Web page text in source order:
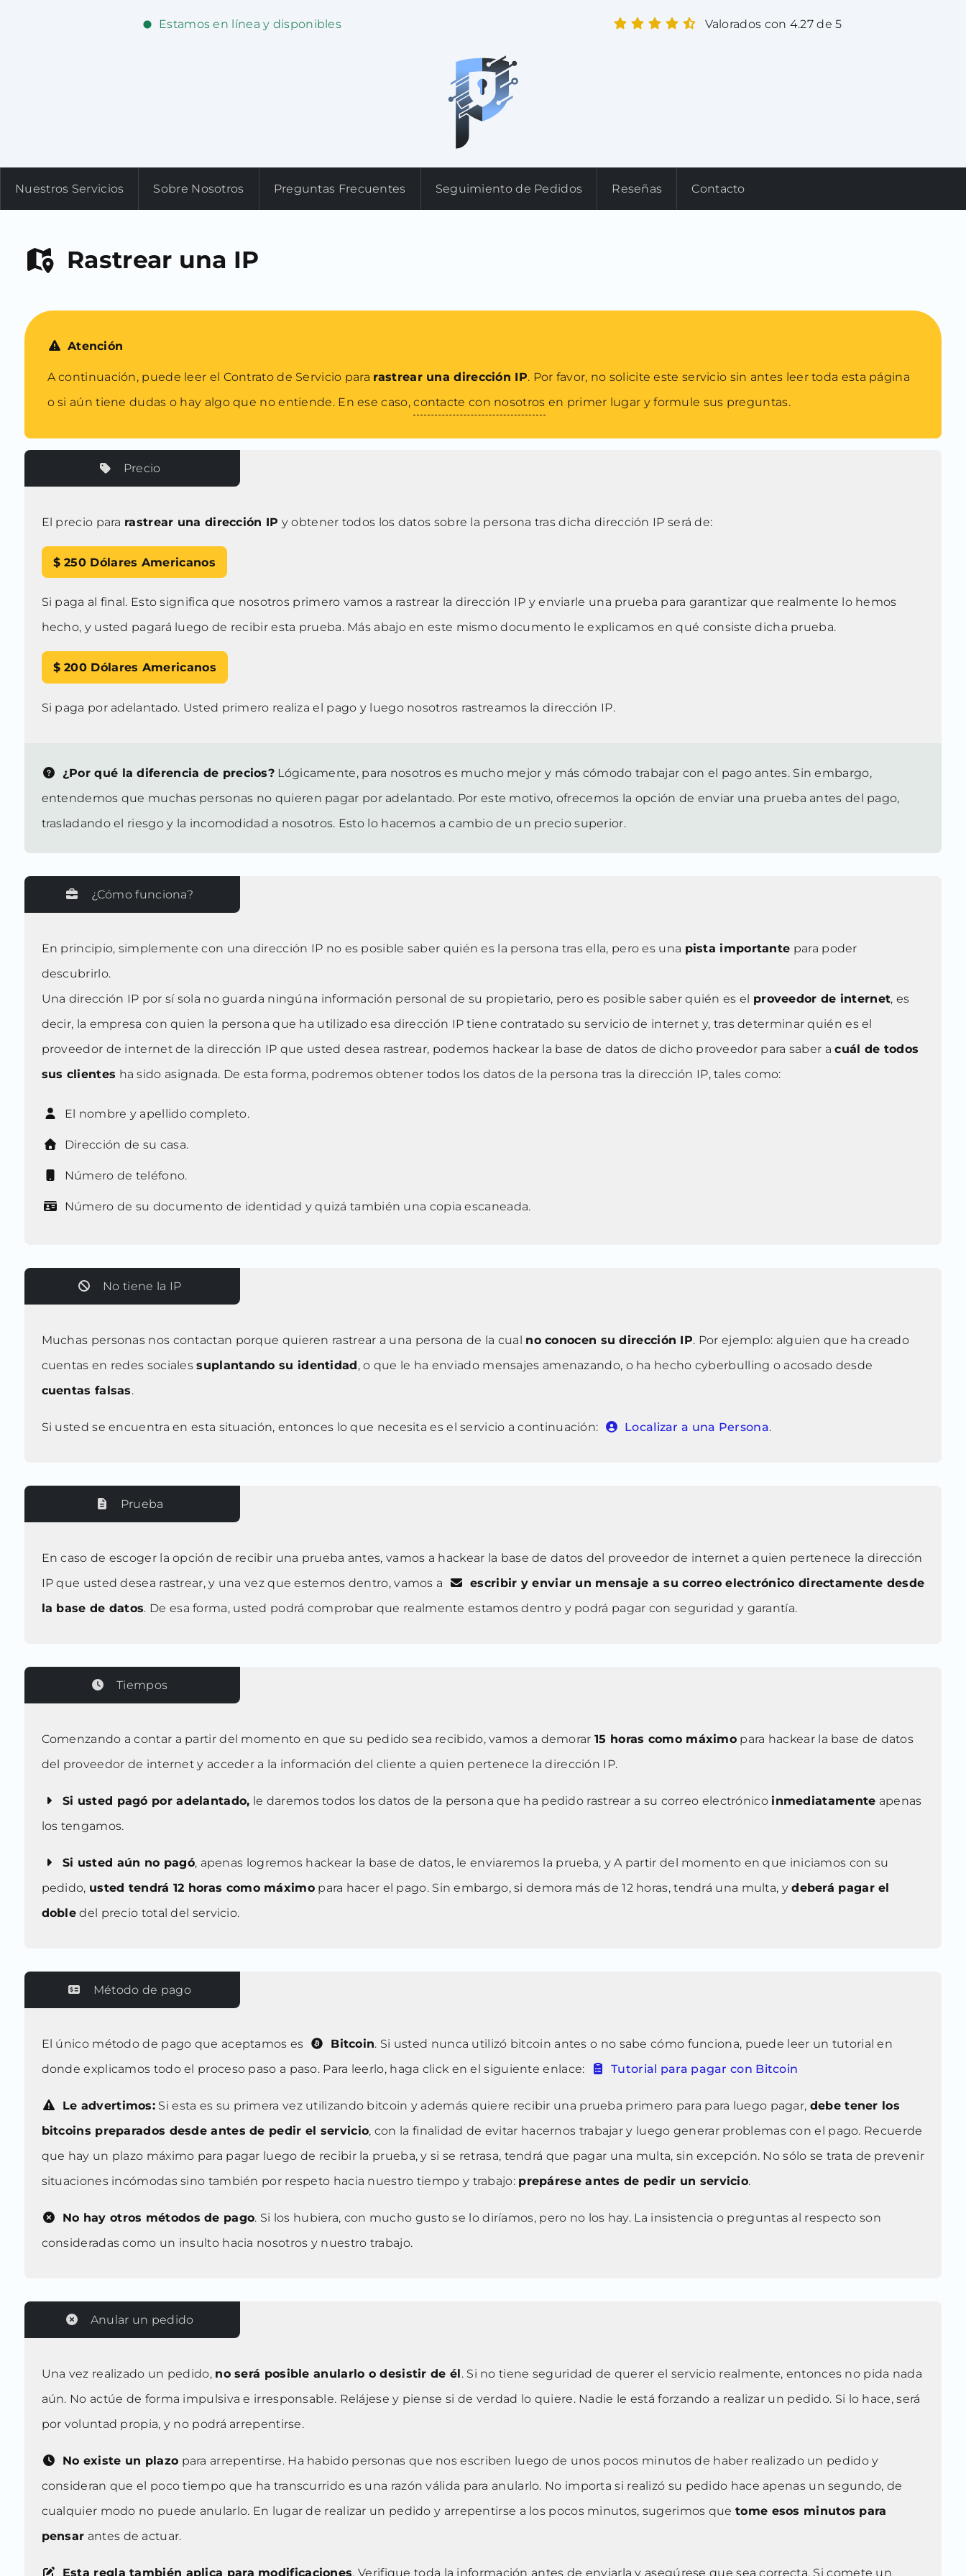
Estamos en línea y disponibles Valorados con 4.27 de 5
Nuestros Servicios Sobre Nosotros Preguntas Frecuentes Seguimiento de Pedidos Reseñas Contacto
Rastrear una IP
Atención
A continuación, puede leer el Contrato de Servicio para rastrear una dirección IP. Por favor, no solicite este servicio sin antes leer toda esta página
o si aún tiene dudas o hay algo que no entiende. En ese caso,contacte con nosotros en primer lugar y formule sus preguntas.
Precio
El precio para rastrear una dirección IP y obtener todos los datos sobre la persona tras dicha dirección IP será de:
$ 250 Dólares Americanos
Si paga al final. Esto significa que nosotros primero vamos a rastrear la dirección IP y enviarle una prueba para garantizar que realmente lo hemos
hecho, y usted pagará luego de recibir esta prueba. Más abajo en este mismo documento le explicamos en qué consiste dicha prueba.
$ 200 Dólares Americanos
Si paga por adelantado. Usted primero realiza el pago y luego nosotros rastreamos la dirección IP.
¿Por qué la diferencia de precios? Lógicamente, para nosotros es mucho mejor y más cómodo trabajar con el pago antes. Sin embargo,
entendemos que muchas personas no quieren pagar por adelantado. Por este motivo, ofrecemos la opción de enviar una prueba antes del pago,
trasladando el riesgo y la incomodidad a nosotros. Esto lo hacemos a cambio de un precio superior.
¿Cómo funciona?
En principio, simplemente con una dirección IP no es posible saber quién es la persona tras ella, pero es una pista importante para poder
descubrirlo.
Una dirección IP por sí sola no guarda ningúna información personal de su propietario, pero es posible saber quién es el proveedor de internet, es
decir, la empresa con quien la persona que ha utilizado esa dirección IP tiene contratado su servicio de internet y, tras determinar quién es el
proveedor de internet de la dirección IP que usted desea rastrear, podemos hackear la base de datos de dicho proveedor para saber acuál de todos
sus clientes ha sido asignada. De esta forma, podremos obtener todos los datos de la persona tras la dirección IP, tales como:
El nombre y apellido completo.
Dirección de su casa.
Número de teléfono.
Número de su documento de identidad y quizá también una copia escaneada.
No tiene la IP
Muchas personas nos contactan porque quieren rastrear a una persona de la cual no conocen su dirección IP. Por ejemplo: alguien que ha creado
cuentas en redes socialessuplantando su identidad, o que le ha enviado mensajes amenazando, o ha hecho cyberbulling o acosado desde
cuentas falsas.
Si usted se encuentra en esta situación, entonces lo que necesita es el servicio a continuación: Localizar a una Persona.
Prueba
En caso de escoger la opción de recibir una prueba antes, vamos a hackear la base de datos del proveedor de internet a quien pertenece la dirección
IP que usted desea rastrear, y una vez que estemos dentro, vamos a
escribir y enviar un mensaje a su correo electrónico directamente desde
la base de datos. De esa forma, usted podrá comprobar que realmente estamos dentro y podrá pagar con seguridad y garantía.
Tiempos
Comenzando a contar a partir del momento en que su pedido sea recibido, vamos a demorar 15 horas como máximo para hackear la base de datos
del proveedor de internet y acceder a la información del cliente a quien pertenece la dirección IP.
Si usted pagó por adelantado, le daremos todos los datos de la persona que ha pedido rastrear a su correo electrónico inmediatamente apenas
los tengamos.
Si usted aún no pagó, apenas logremos hackear la base de datos, le enviaremos la prueba, y A partir del momento en que iniciamos con su
pedido, usted tendrá 12 horas como máximopara hacer el pago. Sin embargo, si demora más de 12 horas, tendrá una multa, ydeberá pagar el
doble del precio total del servicio.
Método de pago
El único método de pago que aceptamos es Bitcoin. Si usted nunca utilizó bitcoin antes o no sabe cómo funciona, puede leer un tutorial en
donde explicamos todo el proceso paso a paso. Para leerlo, haga click en el siguiente enlace:
Tutorial para pagar con Bitcoin
Le advertimos: Si esta es su primera vez utilizando bitcoin y además quiere recibir una prueba primero para para luego pagar, debe tener los
bitcoins preparados desde antes de pedir el servicio, con la finalidad de evitar hacernos trabajar y luego generar problemas con el pago. Recuerde
que hay un plazo máximo para pagar luego de recibir la prueba, y si se retrasa, tendrá que pagar una multa, sin excepción. No sólo se trata de prevenir
situaciones incómodas sino también por respeto hacia nuestro tiempo y trabajo: prepárese antes de pedir un servicio.
No hay otros métodos de pago. Si los hubiera, con mucho gusto se lo diríamos, pero no los hay. La insistencia o preguntas al respecto son
consideradas como un insulto hacia nosotros y nuestro trabajo.
Anular un pedido
Una vez realizado un pedido, no será posible anularlo o desistir de él. Si no tiene seguridad de querer el servicio realmente, entonces no pida nada
aún. No actúe de forma impulsiva e irresponsable. Relájese y piense si de verdad lo quiere. Nadie le está forzando a realizar un pedido. Si lo hace, será
por voluntad propia, y no podrá arrepentirse.
No existe un plazo para arrepentirse. Ha habido personas que nos escriben luego de unos pocos minutos de haber realizado un pedido y
consideran que el poco tiempo que ha transcurrido es una razón válida para anularlo. No importa si realizó su pedido hace apenas un segundo, de
cualquier modo no puede anularlo. En lugar de realizar un pedido y arrepentirse a los pocos minutos, sugerimos quetome esos minutos para
pensar antes de actuar.
Esta regla también aplica para modificaciones. Verifique toda la información antes de enviarla y asegúrese que sea correcta. Si comete un